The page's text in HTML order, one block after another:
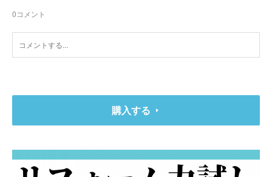
0コメント
購入する